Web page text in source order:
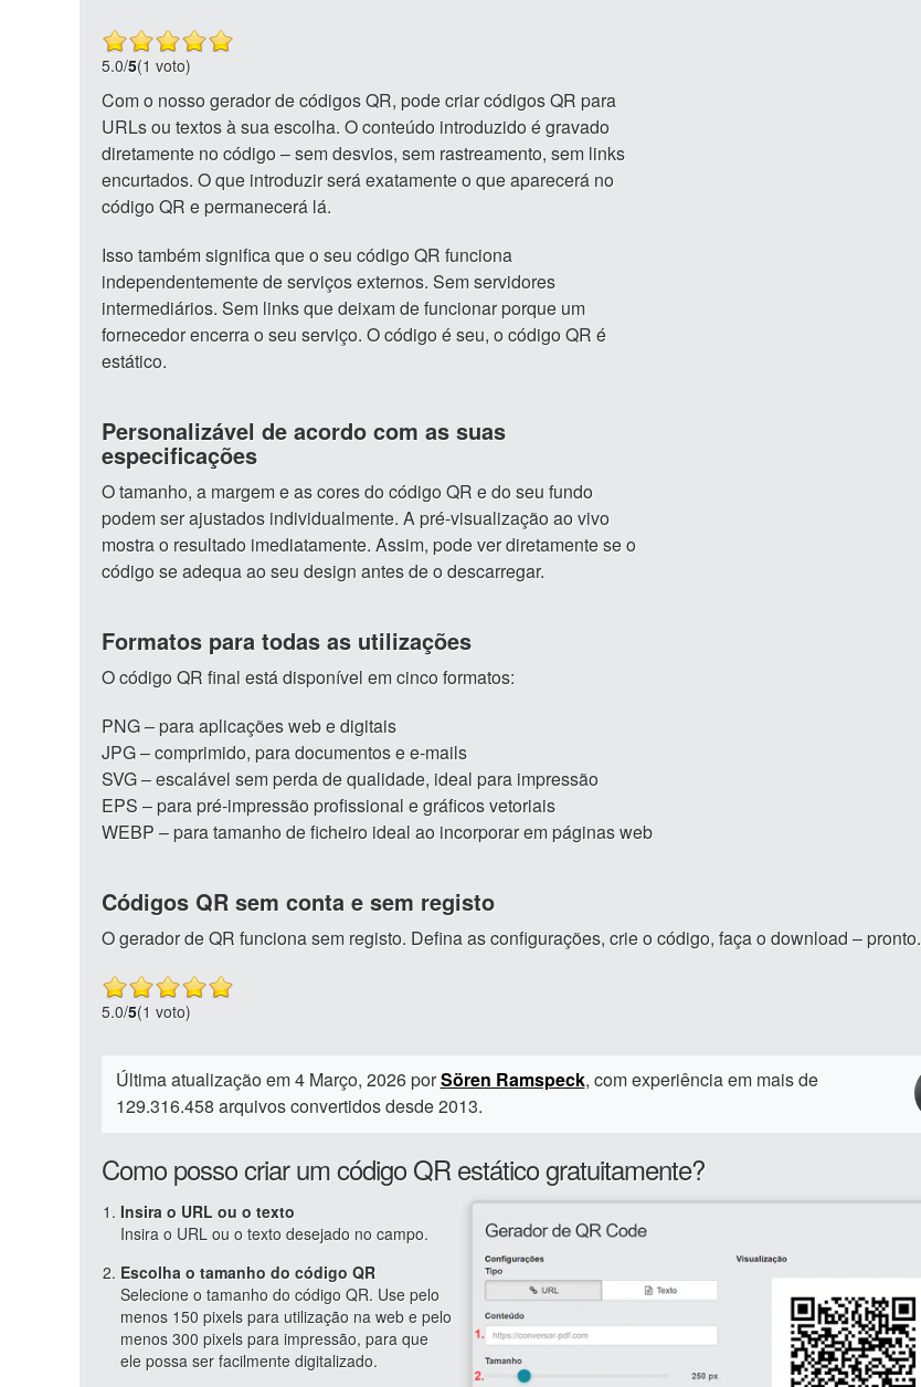
5.0/5(1 voto)
Com o nosso gerador de códigos QR, pode criar códigos QR para
URLs ou textos à sua escolha. O conteúdo introduzido é gravado
diretamente no código – sem desvios, sem rastreamento, sem links
encurtados. O que introduzir será exatamente o que aparecerá no
código QR e permanecerá lá.
Isso também significa que o seu código QR funciona
independentemente de serviços externos. Sem servidores
intermediários. Sem links que deixam de funcionar porque um
fornecedor encerra o seu serviço. O código é seu, o código QR é
estático.
Personalizável de acordo com as suas
especificações
O tamanho, a margem e as cores do código QR e do seu fundo
podem ser ajustados individualmente. A pré-visualização ao vivo
mostra o resultado imediatamente. Assim, pode ver diretamente se o
código se adequa ao seu design antes de o descarregar.
Formatos para todas as utilizações
O código QR final está disponível em cinco formatos:
PNG – para aplicações web e digitais
JPG – comprimido, para documentos e e-mails
SVG – escalável sem perda de qualidade, ideal para impressão
EPS – para pré-impressão profissional e gráficos vetoriais
WEBP – para tamanho de ficheiro ideal ao incorporar em páginas web
Códigos QR sem conta e sem registo
O gerador de QR funciona sem registo. Defina as configurações, crie o código, faça o download – pronto.
5.0/5(1 voto)
Última atualização em 4 Março, 2026 porSören Ramspeck, com experiência em mais de
129.316.458 arquivos convertidos desde 2013.
Como posso criar um código QR estático gratuitamente?
Insira o URL ou o texto
Insira o URL ou o texto desejado no campo.
Escolha o tamanho do código QR
Selecione o tamanho do código QR. Use pelo
menos 150 pixels para utilização na web e pelo
menos 300 pixels para impressão, para que
ele possa ser facilmente digitalizado.